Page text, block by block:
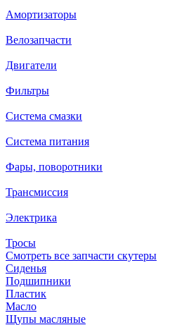
Амортизаторы
Велозапчасти
Двигатели
Фильтры
Система смазки
Система питания
Фары, поворотники
Трансмиссия
Электрика
Тросы
Смотреть все запчасти скутеры
Сиденья
Подшипники
Пластик
Масло
Щупы масляные